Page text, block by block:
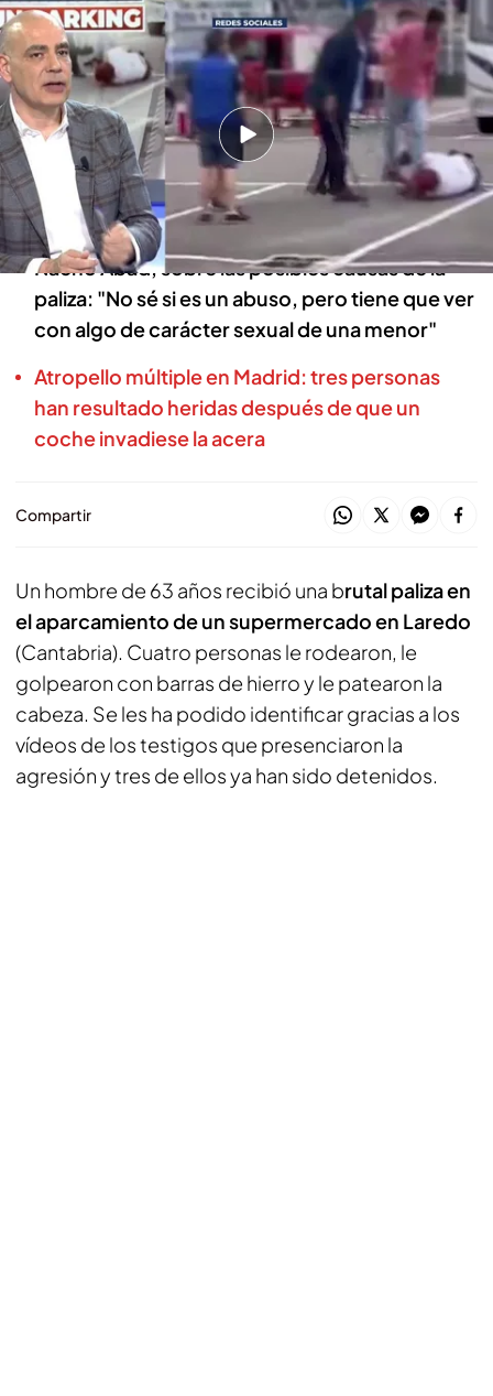
Un hombre ha recibido una brutal paliza en Laredo.
En boca de todos
19 JUN 2023 - 13:46h.
Un hombre recibió este domingo una brutal
paliza en el parking de un supermercado en
Laredo (Cantabria)
Nacho Abad, sobre las posibles causas de la
paliza: "No sé si es un abuso, pero tiene que ver
con algo de carácter sexual de una menor"
Atropello múltiple en Madrid: tres personas
han resultado heridas después de que un
coche invadiese la acera
Compartir
Un hombre de 63 años recibió una brutal paliza en
el aparcamiento de un supermercado en Laredo
(Cantabria). Cuatro personas le rodearon, le
golpearon con barras de hierro y le patearon la
cabeza. Se les ha podido identificar gracias a los
vídeos de los testigos que presenciaron la
agresión y tres de ellos ya han sido detenidos.